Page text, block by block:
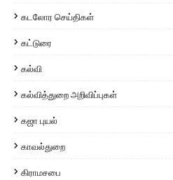
கடலோர செய்திகள்
கட்டுரை
கல்வி
கல்வித்துறை அறிவிப்புகள்
கஜா புயல்
காவல்துறை
கிராமசபை